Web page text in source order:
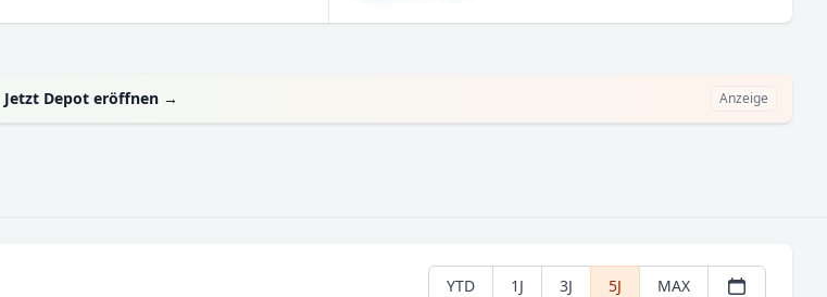
Jetzt Depot eröffnen → Anzeige
YTD 1J 3J 5J MAX